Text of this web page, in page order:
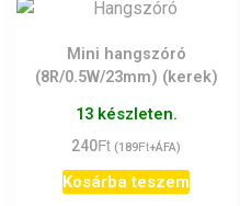
Mini hangszóró
(8R/0.5W/23mm) (kerek)
13 készleten.
240Ft (189Ft+ÁFA)
Kosárba teszem